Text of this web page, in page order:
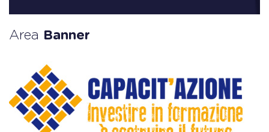
Area Banner